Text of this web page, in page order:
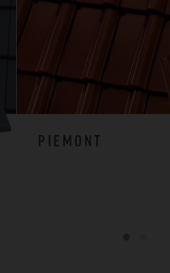
PIEMONT